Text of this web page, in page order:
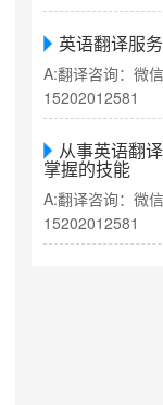
英语翻译服
A:翻译咨询：微
15202012581
从事英语翻
掌握的技能
A:翻译咨询：微
15202012581